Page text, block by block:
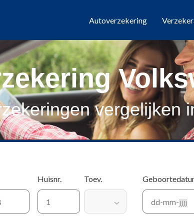
Autoverzekering
vergelijken
Huisnr. Toev.